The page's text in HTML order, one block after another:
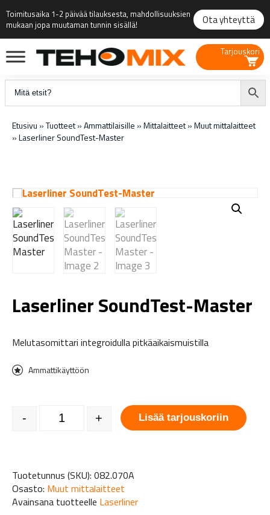
Toimitusaika 1-2 päivää tilauksesta, mahdollisuuksien
mukaan jopa muutaman tunnin sisällä!
Ota yhteyttä
Tarjouskori
Etusivu »Tuotteet»Ammattilaisille »Mittalaitteet»Muut mittalaitteet
»Laserliner SoundTest-Master
Laserliner SoundTest-Master
Melutasomittari integroidulla pitkäaikaismuistilla
Ammattikäyttöön
Laserliner SoundTest-Master määrä
- + Lisää tarjouskoriin
Tuotetunnus (SKU): 082.070A
Osasto: Muut mittalaitteet
Avainsana tuotteelle Laserliner